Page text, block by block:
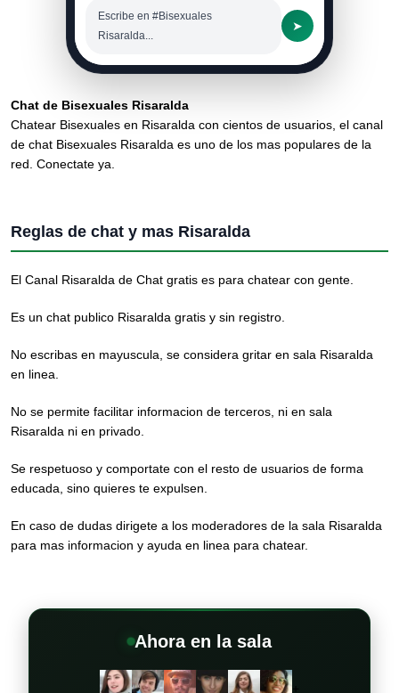
Escribe en #Bisexuales
Risaralda...
➤
Chat de Bisexuales Risaralda
Chatear Bisexuales en Risaralda con cientos de usuarios, el canal
de chat Bisexuales Risaralda es uno de los mas populares de la
red. Conectate ya.
Reglas de chat y mas Risaralda
El Canal Risaralda de Chat gratis es para chatear con gente.
Es un chat publico Risaralda gratis y sin registro.
No escribas en mayuscula, se considera gritar en sala Risaralda
en linea.
No se permite facilitar informacion de terceros, ni en sala
Risaralda ni en privado.
Se respetuoso y comportate con el resto de usuarios de forma
educada, sino quieres te expulsen.
En caso de dudas dirigete a los moderadores de la sala Risaralda
para mas informacion y ayuda en linea para chatear.
Ahora en la sala